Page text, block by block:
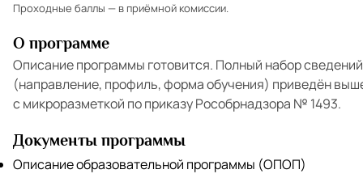
Проходные баллы — в приёмной комиссии.
О программе
Описание программы готовится. Полный набор сведений
(направление, профиль, форма обучения) приведён
с микроразметкой по приказу Рособрнадзора № 1493.
Документы программы
Описание образовательной программы (ОПОП)